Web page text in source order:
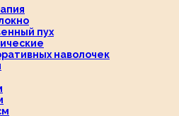
пух
наволочек